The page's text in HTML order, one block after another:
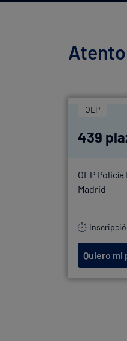
OEP
439
OEP
Madrid
Quiero mi